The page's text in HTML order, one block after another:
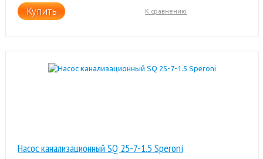
Купить К сравнению
Насос канализационный SQ 25-7-1.5 Speroni